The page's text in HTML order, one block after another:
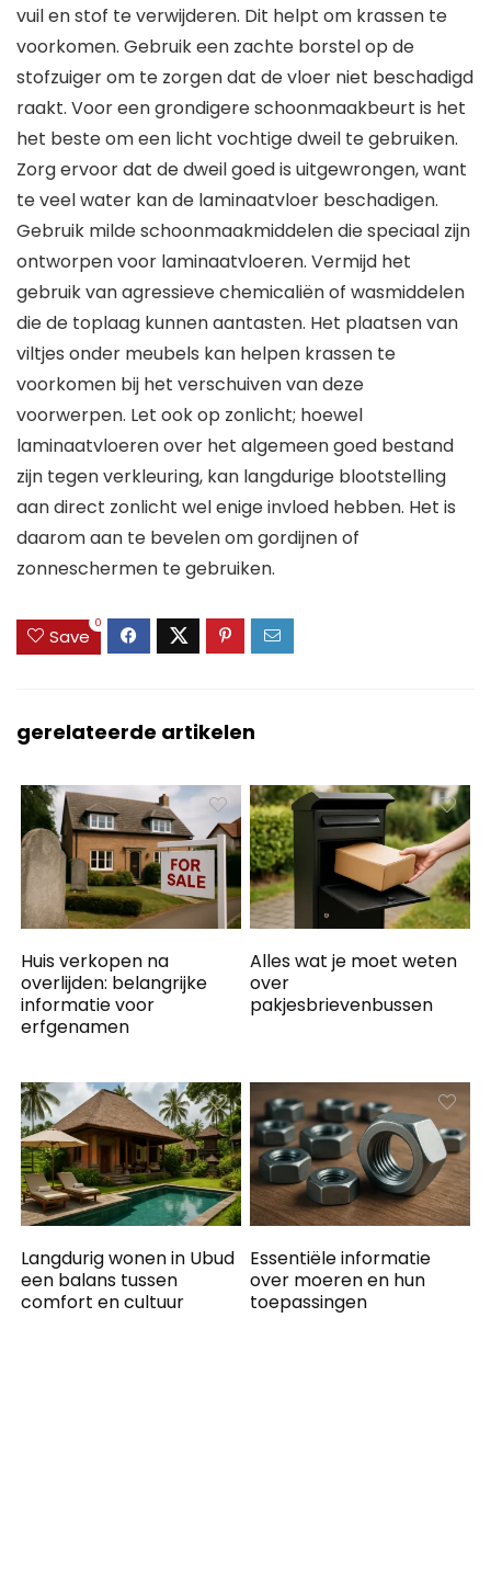
vuil en stof te verwijderen. Dit helpt om krassen te
voorkomen. Gebruik een zachte borstel op de
stofzuiger om te zorgen dat de vloer niet beschadigd
raakt. Voor een grondigere schoonmaakbeurt is het
het beste om een licht vochtige dweil te gebruiken.
Zorg ervoor dat de dweil goed is uitgewrongen, want
te veel water kan de laminaatvloer beschadigen.
Gebruik milde schoonmaakmiddelen die speciaal zijn
ontworpen voor laminaatvloeren. Vermijd het
gebruik van agressieve chemicaliën of wasmiddelen
die de toplaag kunnen aantasten. Het plaatsen van
viltjes onder meubels kan helpen krassen te
voorkomen bij het verschuiven van deze
voorwerpen. Let ook op zonlicht; hoewel
laminaatvloeren over het algemeen goed bestand
zijn tegen verkleuring, kan langdurige blootstelling
aan direct zonlicht wel enige invloed hebben. Het is
daarom aan te bevelen om gordijnen of
zonneschermen te gebruiken.
Save
0
gerelateerde artikelen
Huis verkopen na
overlijden: belangrijke
informatie voor
erfgenamen
Alles wat je moet weten
over
pakjesbrievenbussen
Langdurig wonen in Ubud
een balans tussen
comfort en cultuur
Essentiële informatie
over moeren en hun
toepassingen